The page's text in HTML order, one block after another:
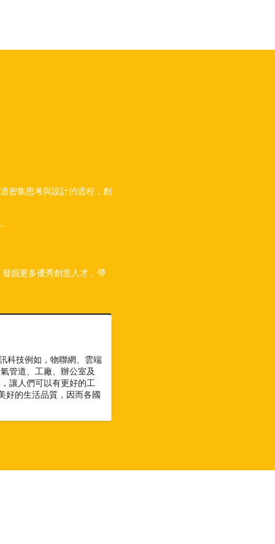
密集思考與設計的過程，創
掘更多優秀創意人才，帶
科技例如，物聯網、雲端
管道、工廠、辦公室及
讓人們可以有更好的工
好的生活品質，因而各國